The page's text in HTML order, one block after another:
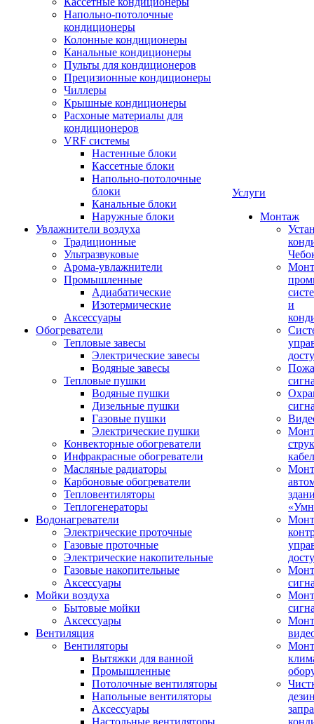
Напольно-потолочные
кондиционеры
Колонные кондиционеры
Канальные кондиционеры
Пульты для кондиционеров
Прецизионные кондиционеры
Чиллеры
Крышные кондиционеры
Расхоные материалы для
кондиционеров
VRF системы
Настенные блоки
Кассетные блоки
Напольно-потолочные
блоки
Канальные блоки
Наружные блоки
Увлажнители воздуха
Традиционные
Ультразвуковые
Арома-увлажнители
Промышленныe
Адиабатические
Изотермические
Аксессуары
Обогреватели
Тепловые завесы
Электрические завесы
Водяные завесы
Тепловые пушки
Водяные пушки
Дизельные пушки
Газовые пушки
Электрические пушки
Конвекторные обогреватели
Инфракрасные обогреватели
Масляные радиаторы
Карбоновые обогреватели
Тепловентиляторы
Теплогенераторы
Водонагреватели
Электрические проточные
Газовые проточные
Электрические накопительные
Газовые накопительные
Аксессуары
Мойки воздуха
Бытовые мойки
Аксессуары
Вентиляция
Вентиляторы
Вытяжки для ванной
Промышленные
Потолочные вентиляторы
Напольные вентиляторы
Аксессуары
Настольные вентиляторы
Услуги
Монтаж
и